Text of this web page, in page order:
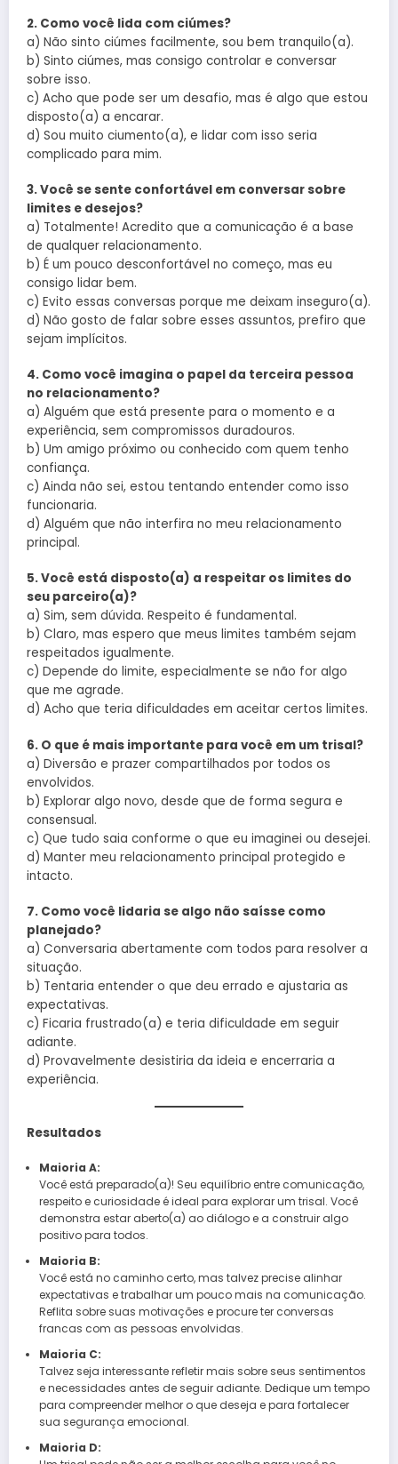
2. Como você lida com ciúmes?
a) Não sinto ciúmes facilmente, sou bem tranquilo(a).
b) Sinto ciúmes, mas consigo controlar e conversar
sobre isso.
c) Acho que pode ser um desafio, mas é algo que estou
disposto(a) a encarar.
d) Sou muito ciumento(a), e lidar com isso seria
complicado para mim.
3. Você se sente confortável em conversar sobre
limites e desejos?
a) Totalmente! Acredito que a comunicação é a base
de qualquer relacionamento.
b) É um pouco desconfortável no começo, mas eu
consigo lidar bem.
c) Evito essas conversas porque me deixam inseguro(a).
d) Não gosto de falar sobre esses assuntos, prefiro que
sejam implícitos.
4. Como você imagina o papel da terceira pessoa
no relacionamento?
a) Alguém que está presente para o momento e a
experiência, sem compromissos duradouros.
b) Um amigo próximo ou conhecido com quem tenho
confiança.
c) Ainda não sei, estou tentando entender como isso
funcionaria.
d) Alguém que não interfira no meu relacionamento
principal.
5. Você está disposto(a) a respeitar os limites do
seu parceiro(a)?
a) Sim, sem dúvida. Respeito é fundamental.
b) Claro, mas espero que meus limites também sejam
respeitados igualmente.
c) Depende do limite, especialmente se não for algo
que me agrade.
d) Acho que teria dificuldades em aceitar certos limites.
6. O que é mais importante para você em um trisal?
a) Diversão e prazer compartilhados por todos os
envolvidos.
b) Explorar algo novo, desde que de forma segura e
consensual.
c) Que tudo saia conforme o que eu imaginei ou desejei.
d) Manter meu relacionamento principal protegido e
intacto.
7. Como você lidaria se algo não saísse como
planejado?
a) Conversaria abertamente com todos para resolver a
situação.
b) Tentaria entender o que deu errado e ajustaria as
expectativas.
c) Ficaria frustrado(a) e teria dificuldade em seguir
adiante.
d) Provavelmente desistiria da ideia e encerraria a
experiência.
Resultados
Maioria A:
Você está preparado(a)! Seu equilíbrio entre comunicação,
respeito e curiosidade é ideal para explorar um trisal. Você
demonstra estar aberto(a) ao diálogo e a construir algo
positivo para todos.
Maioria B:
Você está no caminho certo, mas talvez precise alinhar
expectativas e trabalhar um pouco mais na comunicação.
Reflita sobre suas motivações e procure ter conversas
francas com as pessoas envolvidas.
Maioria C:
Talvez seja interessante refletir mais sobre seus sentimentos
e necessidades antes de seguir adiante. Dedique um tempo
para compreender melhor o que deseja e para fortalecer
sua segurança emocional.
Maioria D: